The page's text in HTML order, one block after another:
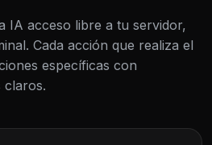
IA acceso libre a tu servidor,
Cada acción que realiza el
específicas con
claros.